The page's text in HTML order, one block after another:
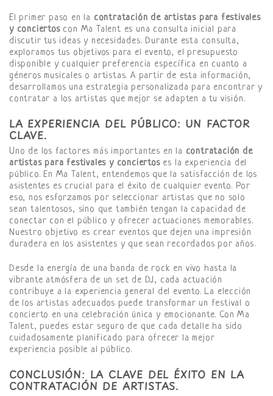
El primer paso en la contratación de artistas para festivales
y conciertoscon Ma Talent es una consulta inicial para
discutir tus ideas y necesidades. Durante esta consulta,
exploramos tus objetivos para el evento, el presupuesto
disponible y cualquier preferencia específica en cuanto a
géneros musicales o artistas. A partir de esta información,
desarrollamos una estrategia personalizada para encontrar y
contratar a los artistas que mejor se adapten a tu visión.
LA EXPERIENCIA DEL PÚBLICO: UN FACTOR
CLAVE.
Uno de los factores más importantes en la contratación de
artistas para festivales y conciertoses la experiencia del
público. En Ma Talent, entendemos que la satisfacción de los
asistentes es crucial para el éxito de cualquier evento. Por
eso, nos esforzamos por seleccionar artistas que no solo
sean talentosos, sino que también tengan la capacidad de
conectar con el público y ofrecer actuaciones memorables.
Nuestro objetivo es crear eventos que dejen una impresión
duradera en los asistentes y que sean recordados por años.
Desde la energía de una banda de rock en vivo hasta la
vibrante atmósfera de un set de DJ, cada actuación
contribuye a la experiencia general del evento. La elección
de los artistas adecuados puede transformar un festival o
concierto en una celebración única y emocionante. Con Ma
Talent, puedes estar seguro de que cada detalle ha sido
cuidadosamente planificado para ofrecer la mejor
experiencia posible al público.
CONCLUSIÓN: LA CLAVE DEL ÉXITO EN LA
CONTRATACIÓN DE ARTISTAS.